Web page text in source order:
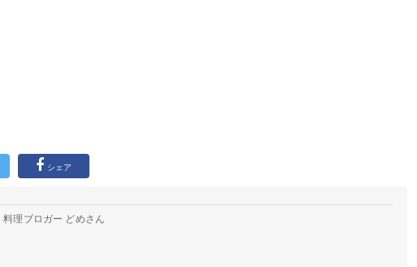
シェア
料理ブロガー どめさん